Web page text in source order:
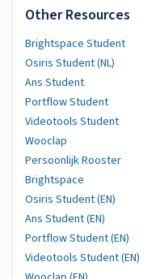
Other Resources
Brightspace Student
Osiris Student (NL)
Ans Student
Portflow Student
Videotools Student
Wooclap
Persoonlijk Rooster
Brightspace
Osiris Student (EN)
Ans Student (EN)
Portflow Student (EN)
Videotools Student (EN)